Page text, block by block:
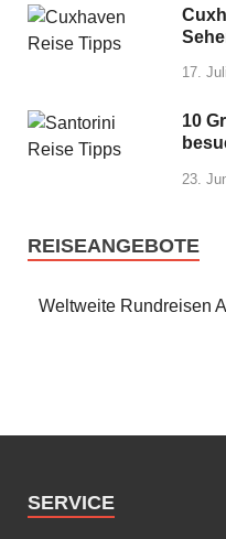
17.
10
23.
REISEANGEBOTE
Weltweite Rundreisen
SERVICE